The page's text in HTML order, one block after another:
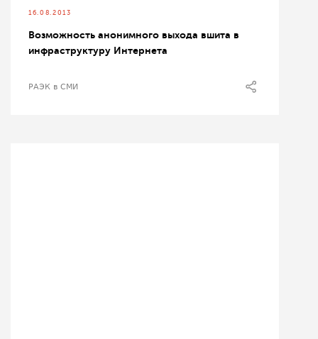
16.08.2013
Возможность анонимного выхода вшита в
инфраструктуру Интернета
РАЭК в СМИ